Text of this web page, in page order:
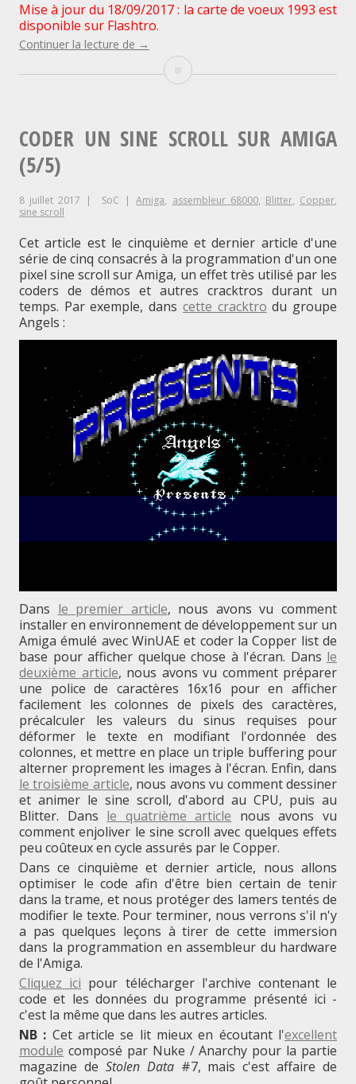
Mise à jour du 18/09/2017 : la carte de voeux 1993 est
disponible sur Flashtro.
Continuer la lecture de "Des
sources
de
cracktros
Amiga"
→
Des
d’intros
sur
Amiga
CODER UN SINE SCROLL SUR AMIGA
(5/5)
8 juillet 2017 SoC Amiga, assembleur 68000, Blitter, Copper,
sine scroll
Cet article est le cinquième et dernier article d'une
série de cinq consacrés à la programmation d'un one
pixel sine scroll sur Amiga, un effet très utilisé par les
coders de démos et autres cracktros durant un
temps. Par exemple, dans cette cracktro du groupe
Angels :
Dans le premier article, nous avons vu comment
installer en environnement de développement sur un
Amiga émulé avec WinUAE et coder la Copper list de
base pour afficher quelque chose à l'écran. Dans le
deuxième article, nous avons vu comment préparer
une police de caractères 16x16 pour en afficher
facilement les colonnes de pixels des caractères,
précalculer les valeurs du sinus requises pour
déformer le texte en modifiant l'ordonnée des
colonnes, et mettre en place un triple buffering pour
alterner proprement les images à l'écran. Enfin, dans
le troisième article, nous avons vu comment dessiner
et animer le sine scroll, d'abord au CPU, puis au
Blitter. Dans le quatrième article nous avons vu
comment enjoliver le sine scroll avec quelques effets
peu coûteux en cycle assurés par le Copper.
Dans ce cinquième et dernier article, nous allons
optimiser le code afin d'être bien certain de tenir
dans la trame, et nous protéger des lamers tentés de
modifier le texte. Pour terminer, nous verrons s'il n'y
a pas quelques leçons à tirer de cette immersion
dans la programmation en assembleur du hardware
de l'Amiga.
Cliquez ici pour télécharger l'archive contenant le
code et les données du programme présenté ici -
c'est la même que dans les autres articles.
NB : Cet article se lit mieux en écoutant l'excellent
module composé par Nuke / Anarchy pour la partie
magazine de Stolen Data#7, mais c'est affaire de